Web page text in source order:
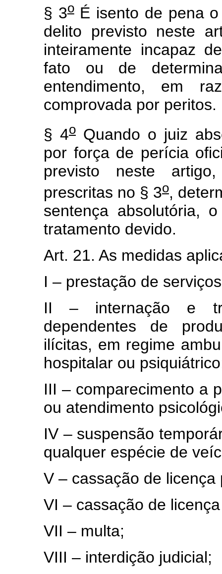
§ 3oÉ isento de pena o
delito previsto neste
inteiramente incapaz
fato ou de
entendimento, em
comprovada por peritos.
§ 4o Quando o juiz
por força de perícia
previsto neste
prescritas no § 3o,
sentença absolutória,
tratamento devido.
Art. 21. As medidas
I – prestação de
II – internação e
dependentes de
ilícitas, em regime
hospitalar ou
III – comparecimento a
ou atendimento
IV – suspensão
qualquer espécie de
V – cassação de
VI – cassação de
VII – multa;
VIII – interdição judicial;